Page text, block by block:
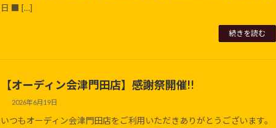
日 ■ […]
続きを読む
【オーディン会津門田店】感謝祭開催!!
2026年6月19日
いつもオーディン会津門田店をご利用いただきありがとうございます。